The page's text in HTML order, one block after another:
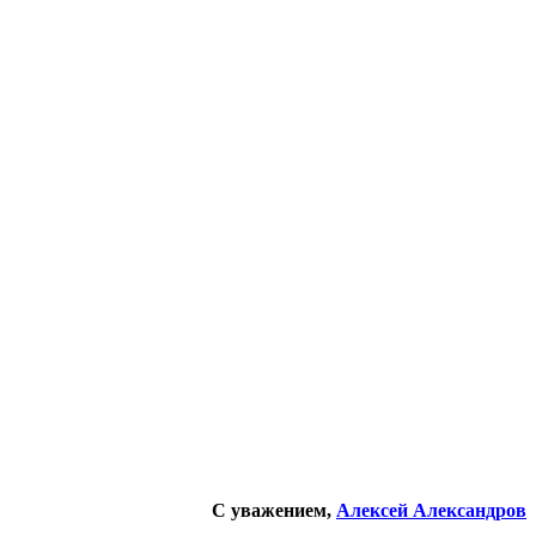
С уважением, Алексей Александров